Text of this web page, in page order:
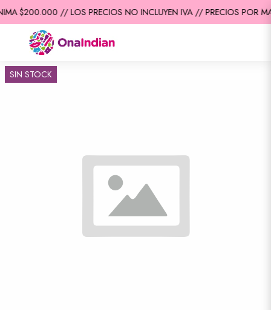
$200.000 // LOS PRECIOS NO INCLUYEN IVA // PRECIOS POR
SIN STOCK